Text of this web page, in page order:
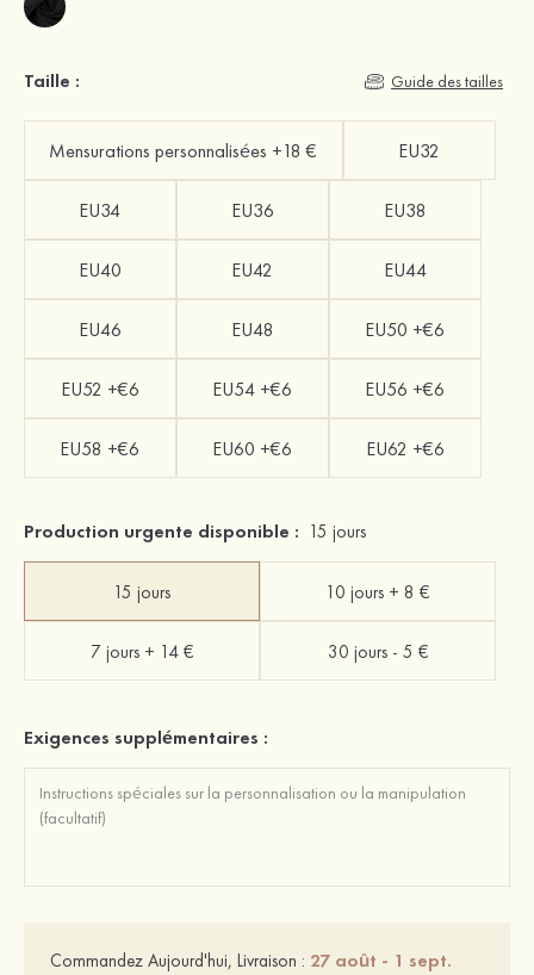
Taille : Guide des tailles
Mensurations personnalisées +18 € EU32
EU34 EU36 EU38
EU40 EU42 EU44
EU46 EU48 EU50 +€6
EU52 +€6 EU54 +€6 EU56 +€6
EU58 +€6 EU60 +€6 EU62 +€6
Production urgente disponible : 15 jours
15 jours 10 jours + 8 €
7 jours + 14 € 30 jours - 5 €
Exigences supplémentaires :
Commandez Aujourd'hui, Livraison : 27 août - 1 sept.